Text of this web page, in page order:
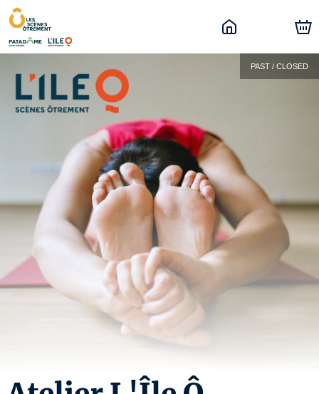
PAST / CLOSED